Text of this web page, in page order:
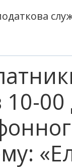
00